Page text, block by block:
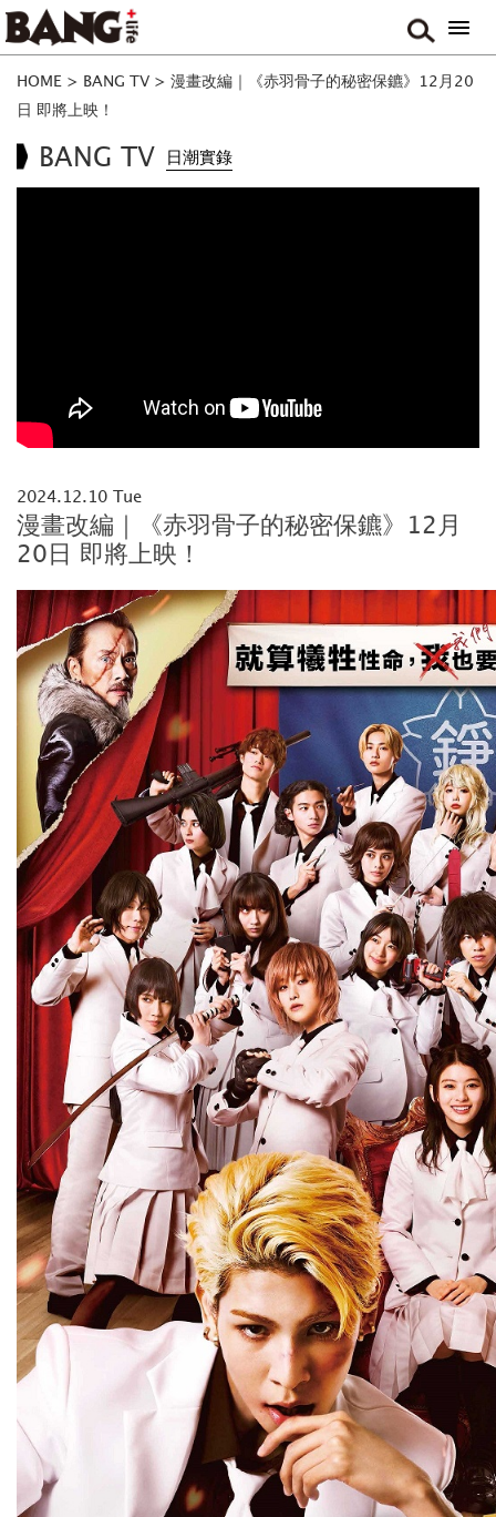
HOME > BANG TV > 漫畫改編｜《赤羽骨子的秘密保鑣》12月20
日 即將上映！
BANG TV 日潮實錄
2024.12.10 Tue
漫畫改編｜《赤羽骨子的秘密保鑣》12月
20日 即將上映！